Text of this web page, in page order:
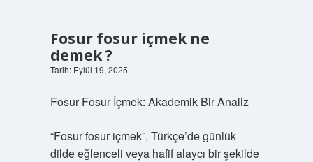
Fosur fosur içmek ne
demek ?
Tarih: Eylül 19, 2025
Fosur Fosur İçmek: Akademik Bir Analiz
“Fosur fosur içmek”, Türkçe’de günlük
dilde eğlenceli veya hafif alaycı bir şekilde